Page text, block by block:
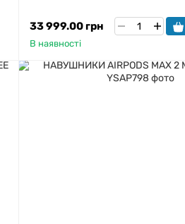
33 999.00 грн
В наявності